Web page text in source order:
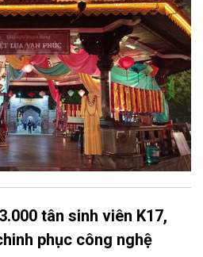
tân sinh viên K17,
phục công nghệ